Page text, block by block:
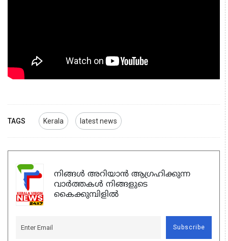
TAGS Kerala latest news
നിങ്ങൾ അറിയാൻ ആഗ്രഹിക്കുന്ന
വാർത്തകൾ നിങ്ങളുടെ
കൈക്കുമ്പിളിൽ
Subscribe